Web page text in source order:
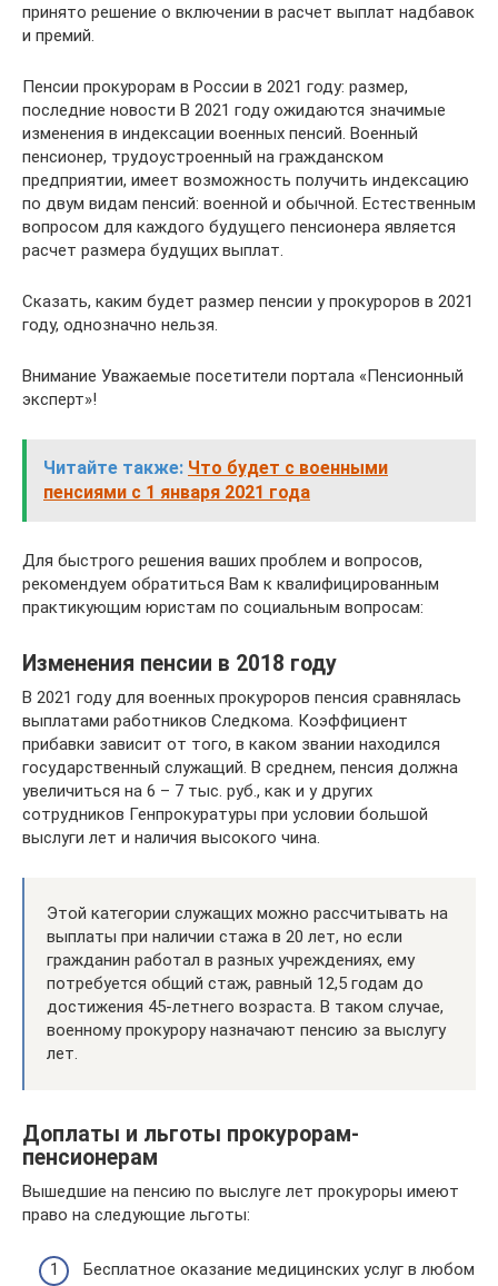
принято решение о включении в расчет выплат надбавок
и премий.
Пенсии прокурорам в России в 2021 году: размер,
последние новости В 2021 году ожидаются значимые
изменения в индексации военных пенсий. Военный
пенсионер, трудоустроенный на гражданском
предприятии, имеет возможность получить индексацию
по двум видам пенсий: военной и обычной. Естественным
вопросом для каждого будущего пенсионера является
расчет размера будущих выплат.
Сказать, каким будет размер пенсии у прокуроров в 2021
году, однозначно нельзя.
Внимание Уважаемые посетители портала «Пенсионный
эксперт»!
Читайте также: Что будет с военными
пенсиями с 1 января 2021 года
Для быстрого решения ваших проблем и вопросов,
рекомендуем обратиться Вам к квалифицированным
практикующим юристам по социальным вопросам:
Изменения пенсии в 2018 году
В 2021 году для военных прокуроров пенсия сравнялась
выплатами работников Следкома. Коэффициент
прибавки зависит от того, в каком звании находился
государственный служащий. В среднем, пенсия должна
увеличиться на 6 – 7 тыс. руб., как и у других
сотрудников Генпрокуратуры при условии большой
выслуги лет и наличия высокого чина.
Этой категории служащих можно рассчитывать на
выплаты при наличии стажа в 20 лет, но если
гражданин работал в разных учреждениях, ему
потребуется общий стаж, равный 12,5 годам до
достижения 45-летнего возраста. В таком случае,
военному прокурору назначают пенсию за выслугу
лет.
Доплаты и льготы прокурорам-
пенсионерам
Вышедшие на пенсию по выслуге лет прокуроры имеют
право на следующие льготы:
Бесплатное оказание медицинских услуг в любом